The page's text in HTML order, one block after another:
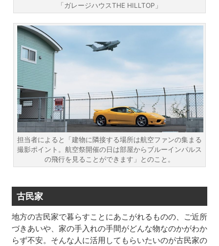
「ガレージハウスTHE HILLTOP」
担当者によると「建物に隣接する場所は航空ファンの集まる
撮影ポイント。航空祭開催の日は部屋からブルーインパルス
の飛行を見ることができます」とのこと。
古民家
地方の古民家で暮らすことにあこがれるものの、ご近所
づきあいや、家の手入れの手間がどんな物なのかがわか
らず不安。そんな人に活用してもらいたいのが古民家の